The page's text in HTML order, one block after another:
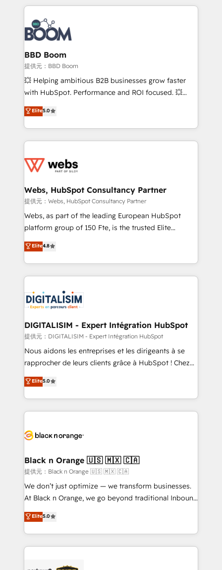
100+ intégrations CRM HubSpot réussies - 40
experts conseil - 150 certifications HubSpot
cumulées
builds scalable strategies that drive long-term
revenue. ⚙️ HubSpot Integration & Optimization •
Seamless CRM, CMS, and automation setup •
Complex platform migrations and data cleanups •
Custom APIs and third-party integrations 📈 End-to-
End Revenue Acceleration • Lifecycle marketing and
pipeline growth programs • Sales enablement tools
and CRM optimization • Retention strategies with
Execution • 750+ onboardings and 2,000+
implementations • Deep expertise across marketing,
BBD Boom
提供元：BBD Boom
💥 Helping ambitious B2B businesses grow faster
with HubSpot. Performance and ROI focused. 💥
BBD Boom is the HubSpot partner that can help you
to HubSpot Better. We work with your teams to
solve all your HubSpot challenges and improve user
adoption, sales process and marketing results.
the first time 🔧 Designing and optimising your
and build using HubSpot 🔌 Integrating HubSpot
with other systems 🎓 Training your teams to be
HubSpot pros 📊 Lead generation services using
HubSpot Why us? - SIX HubSpot Accreditations -
CRM, Solutions Architecture, Onboarding , Data
Migration, Custom Integration & Platform
team of 25+ experts Contact us today to help you
get more from your investment in HubSpot.
Elite5.0
Webs, HubSpot Consultancy Partner
提供元：Webs, HubSpot Consultancy Partner
Webs, as part of the leading European HubSpot
platform group of 150 Fte, is the trusted Elite
HubSpot CRM Partner offering you a roadmap on
maximizing EBITDA and achieving Commercial
Excellence. With our targeted processes, we
strengthen your digital transformation and minimize
Implementation partner, we provide expertise to
drive your business forward. Since 2015 we are fully
dedicated to HubSpot and with an experienced
team (50+), we work with reputable companies in
B2B sectors such as manufacturing, SaaS and
business services. We prepare a customized
impact of your digital transformation, including a
detailed financial rationale with a focus on ROI and
embark on a transformational journey that sets your
business up for long-term success. Unlock your
business. If not now, when?
Elite4.8
DIGITALISIM - Expert Intégration HubSpot
提供元：DIGITALISIM - Expert Intégration HubSpot
Nous aidons les entreprises et les dirigeants à se
rapprocher de leurs clients grâce à HubSpot ! Chez
DIGITALISIM, nous avons l'intime conviction que la
réussite des entreprises passe par l’innovation web,
le marketing digital, et la relation client ! C'est
pourquoi, nos experts sont à la fois capables de
référencement, votre stratégie digitale et le pilotage
projet HubSpot avec DIGITALISIM : 🧽 Nettoyage,
migration et intégration des bases de données. 🚀
Développement des interfaces avec vos logiciels
métiers ⚙️ Configuration de la plateforme HubSpot
Book Process & Guidelines utilisateurs 🎓
Formations des utilisateurs
Elite5.0
Black n Orange 🇺🇸 🇲🇽 🇨🇦
提供元：Black n Orange 🇺🇸 🇲🇽 🇨🇦
We don’t just optimize — we transform businesses.
At Black n Orange, we go beyond traditional Inbound
Marketing with our exclusive methodologies:
BOOMS and BOOST. Together, they form a powerful
combination that has driven success for over 800
businesses worldwide. As Elite HubSpot Partners, we
Elite5.0